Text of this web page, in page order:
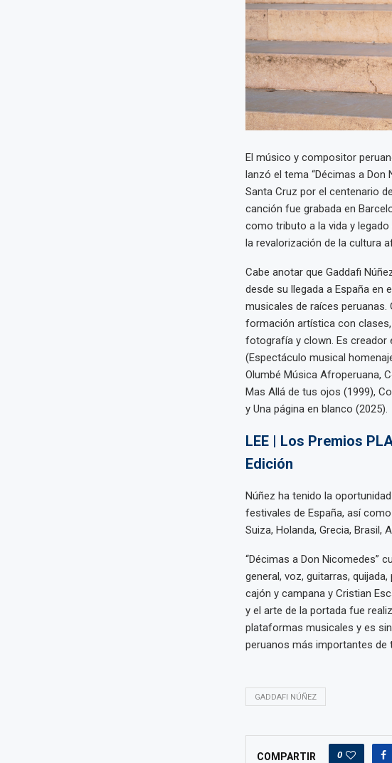
El músico y compositor
lanzó el tema “Décimas a
Santa Cruz por el centenario
canción fue grabada en
como tributo a la vida y
la revalorización de la cultura
Cabe anotar que Gaddafi
desde su llegada a España en
musicales de raíces
formación artística con
fotografía y clown. Es creador
(Espectáculo musical
Olumbé Música Afroperuana,
Mas Allá de tus ojos (1999),
y Una página en blanco (2025).
LEE | Los Premios
Edición
Núñez ha tenido la
festivales de España, así
Suiza, Holanda, Grecia, Brasil,
“Décimas a Don Nicomedes”
general, voz, guitarras,
cajón y campana y Cristian
y el arte de la portada fue
plataformas musicales y es
peruanos más importantes de
GADDAFI NÚÑEZ
COMPARTIR 0